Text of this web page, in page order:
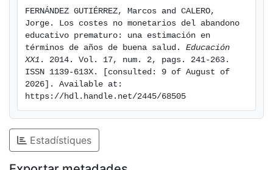
FERNÁNDEZ GUTIÉRREZ, Marcos and CALERO,
Jorge. Los costes no monetarios del abandono
educativo prematuro: una estimación en
términos de años de buena salud. Educación
XX1 . 2014. Vol. 17, num. 2, pags. 241-263.
ISSN 1139-613X. [consulted: 9 of August of
2026]. Available at:
https://hdl.handle.net/2445/68505
Estadístiques